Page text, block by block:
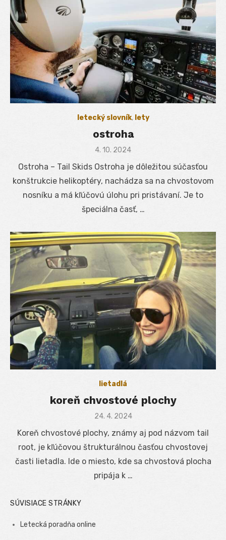
letecký slovník, lety
ostroha
Posted
4. 10. 2024
Ostroha – Tail Skids Ostroha je dôležitou súčasťou
konštrukcie helikoptéry, nachádza sa na chvostovom
nosníku a má kľúčovú úlohu pri pristávaní. Je to
špeciálna časť, …
lietadlá
koreň chvostové plochy
Posted
24. 4. 2024
Koreň chvostové plochy, známy aj pod názvom tail
root, je kľúčovou štrukturálnou časťou chvostovej
časti lietadla. Ide o miesto, kde sa chvostová plocha
pripája k …
SÚVISIACE STRÁNKY
Letecká poradňa online